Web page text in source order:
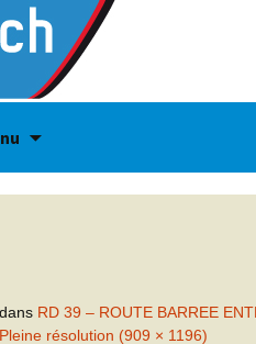
dans RD 39 – ROUTE BARREE
Pleine résolution (909 × 1196)